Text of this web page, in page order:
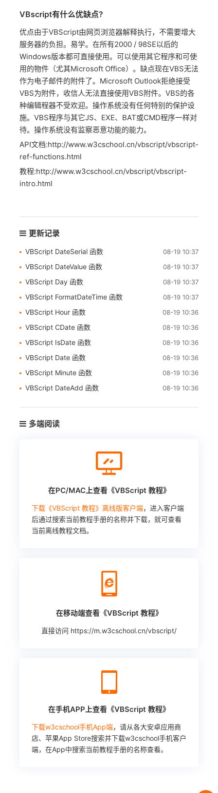
VBscript有什么优缺点?
优点由于VBScript由网页浏览器解释执行，不需要增大
服务器的负担。易学。在所有2000 / 98SE以后的
Windows版本都可直接使用。可以使用其它程序和可使
用的物件（尤其Microsoft Office）。缺点现在VBS无法
作为电子邮件的附件了。Microsoft Outlook拒绝接受
VBS为附件，收信人无法直接使用VBS附件。VBS的各
种编辑程器不受欢迎。操作系统没有任何特别的保护设
施。VBS程序与其它JS、EXE、BAT或CMD程序一样对
待。操作系统没有监察恶意功能的能力。
API文档:http://www.w3cschool.cn/vbscript/vbscript-
ref-functions.html
教程:http://www.w3cschool.cn/vbscript/vbscript-
intro.html
更新记录
VBScript DateSerial 函数 08-19 10:37
VBScript DateValue 函数 08-19 10:37
VBScript Day 函数 08-19 10:37
VBScript FormatDateTime 函数 08-19 10:37
VBScript Hour 函数 08-19 10:36
VBScript CDate 函数 08-19 10:36
VBScript IsDate 函数 08-19 10:36
VBScript Date 函数 08-19 10:36
VBScript Minute 函数 08-19 10:36
VBScript DateAdd 函数 08-19 10:36
多端阅读
在PC/MAC上查看《VBScript 教程》
下载《VBScript 教程》离线版客户端，进入客户端
后通过搜索当前教程手册的名称并下载，就可查看
当前离线教程文档。
在移动端查看《VBScript 教程》
直接访问 https://m.w3cschool.cn/vbscript/
在手机APP上查看《VBScript 教程》
下载w3cschool手机App端，请从各大安卓应用商
店、苹果App Store搜索并下载w3cschool手机客户
端，在App中搜索当前教程手册的名称查看。